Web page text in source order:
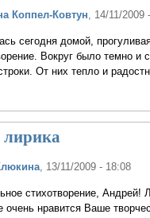
Коппел-Ковтун, 14/11/2009
сегодня домой,
Вокруг было темно
От них тепло и
, 13/11/2009 - 18:08
стихотворение, Андрей!
нравится Ваше